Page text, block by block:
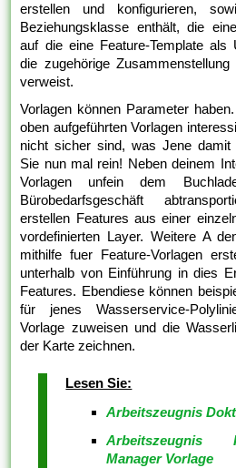
erstellen und konfigurieren,
Beziehungsklasse enthält, die
auf die eine Feature-Template als
die zugehörige
verweist.
Vorlagen können Parameter
oben aufgeführten Vorlagen
nicht sicher sind, was Jene damit
Sie nun mal rein! Neben deinem
Vorlagen unfein dem
Bürobedarfsgeschäft
erstellen Features aus einer
vordefinierten Layer. Weitere A
mithilfe fuer Feature-Vorlagen
unterhalb von Einführung in dies
Features. Ebendiese können
für jenes Wasserservice-
Vorlage zuweisen und die
der Karte zeichnen.
Lesen Sie:
Arbeitszeugnis
Arbeitszeugnis
Manager Vorlage